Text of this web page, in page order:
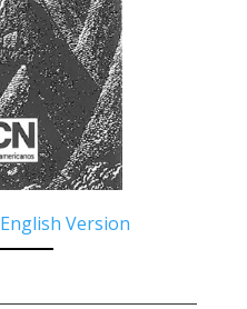
English Version